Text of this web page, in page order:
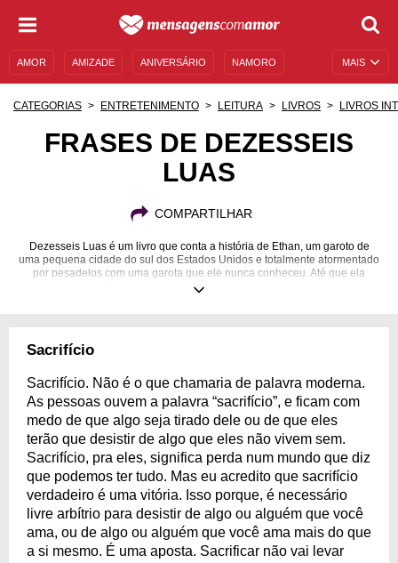
MAIS
AMOR AMIZADE ANIVERSÁRIO NAMORO
MENSAGENS DE ANIVERSÁRIO
CATEGORIAS ENTRETENIMENTO LEITURA LIVROS LIVROS
FRASES DE DEZESSEIS
LUAS
COMPARTILHAR
Dezesseis Luas é um livro que conta a história de Ethan, um garoto de
uma pequena cidade do sul dos Estados Unidos e totalmente atormentado
por pesadelos com uma garota que ele nunca conheceu. Até que ela
aparece. Lena Duchannes é uma adolescente que luta para esconder
Sacrifício
Sacrifício. Não é o que chamaria de palavra moderna.
As pessoas ouvem a palavra “sacrifício”, e ficam com
medo de que algo seja tirado dele ou de que eles
terão que desistir de algo que eles não vivem sem.
Sacrifício, pra eles, significa perda num mundo que diz
que podemos ter tudo. Mas eu acredito que sacrifício
verdadeiro é uma vitória. Isso porque, é necessário
livre arbítrio para desistir de algo ou alguém que você
ama, ou de algo ou alguém que você ama mais do que
a si mesmo. É uma aposta. Sacrificar não vai levar